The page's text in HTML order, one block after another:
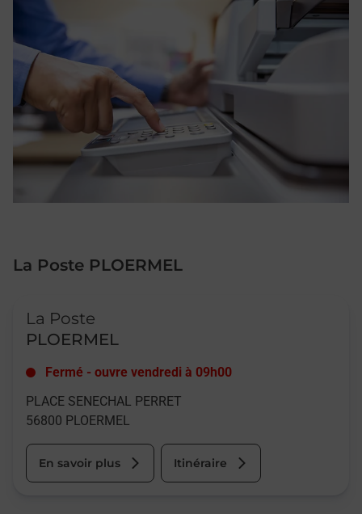
La Poste PLOERMEL
La Poste
PLOERMEL
Fermé - ouvre vendredi à 09h00
PLACE SENECHAL PERRET
56800 PLOERMEL
En savoir plus Itinéraire